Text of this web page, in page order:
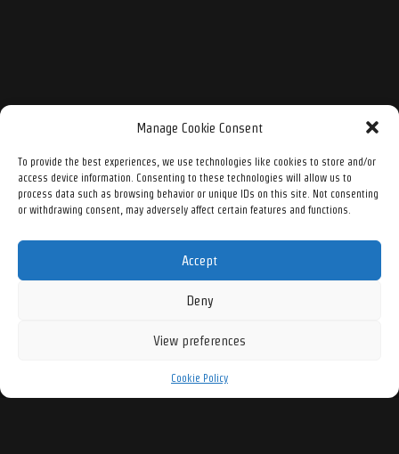
Manage Cookie Consent
To provide the best experiences, we use technologies like cookies to store and/or
access device information. Consenting to these technologies will allow us to
process data such as browsing behavior or unique IDs on this site. Not consenting
or withdrawing consent, may adversely affect certain features and functions.
Accept
Deny
View preferences
Cookie Policy